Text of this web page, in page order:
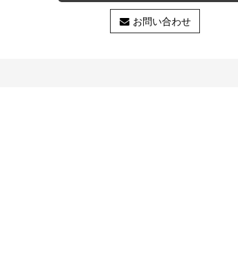
お問い合わせ